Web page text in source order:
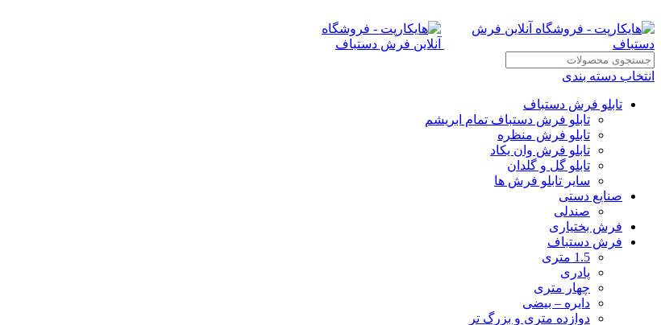
انتخاب دسته بندی
تابلو فرش دستباف
تابلو فرش دستباف تمام ابریشم
تابلو فرش منظره
تابلو فرش وان یکاد
تابلو گل و گلدان
سایر تابلو فرش ها
صنایع دستی
صندلی
فرش بختیاری
فرش دستباف
1.5 متری
پادری
چهار متری
دایره – بیضی
دوازده متری و بزرگ تر